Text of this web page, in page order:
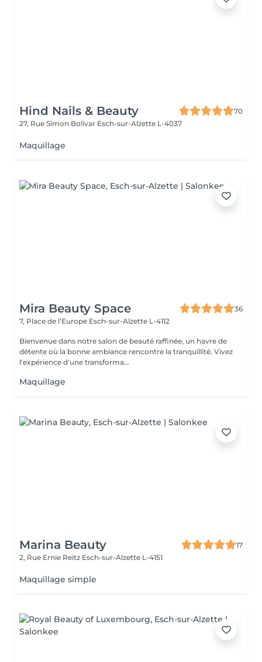
Hind Nails & Beauty
70
27, Rue Simon Bolivar Esch-sur-Alzette L-4037
Maquillage
Mira Beauty Space
36
7, Place de l’Europe Esch-sur-Alzette L-4112
Bienvenue dans notre salon de beauté raffinée, un havre de
détente où la bonne ambiance rencontre la tranquillité. Vivez
l'expérience d'une transforma...
Maquillage
Marina Beauty
17
2, Rue Ernie Reitz Esch-sur-Alzette L-4151
Maquillage simple